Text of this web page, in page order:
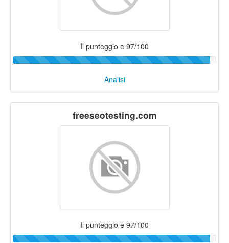
Il punteggio e 97/100
Analisi
freeseotesting.com
Il punteggio e 97/100